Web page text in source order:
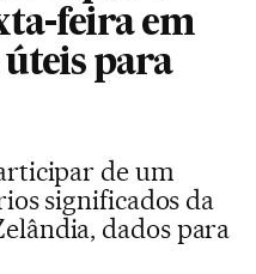
feira em
para
de um
significados da
dados para